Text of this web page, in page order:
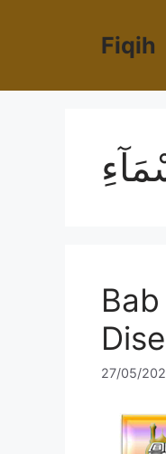
Fiqih
27/05/